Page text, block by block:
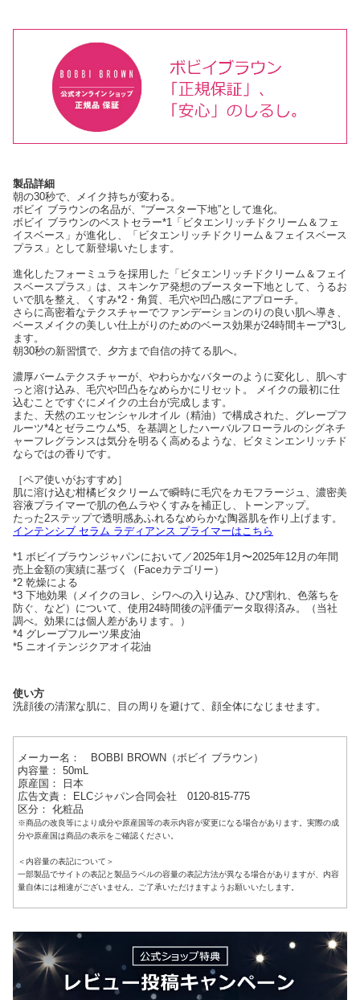
製品詳細
朝の30秒で、メイク持ちが変わる。
ボビイ ブラウンの名品が、“ブースター下地”として進化。
ボビイ ブラウンのベストセラー*1「ビタエンリッチドクリーム＆フェ
イスベース」が進化し、「ビタエンリッチドクリーム＆フェイスベース
プラス」として新登場いたします。
進化したフォーミュラを採用した「ビタエンリッチドクリーム＆フェイ
スベースプラス」は、スキンケア発想のブースター下地として、うるお
いで肌を整え、くすみ*2・角質、毛穴や凹凸感にアプローチ。
さらに高密着なテクスチャーでファンデーションのりの良い肌へ導き、
ベースメイクの美しい仕上がりのためのベース効果が24時間キープ*3し
ます。
朝30秒の新習慣で、夕方まで自信の持てる肌へ。
濃厚バームテクスチャーが、やわらかなバターのように変化し、肌へす
っと溶け込み、毛穴や凹凸をなめらかにリセット。 メイクの最初に仕
込むことですぐにメイクの土台が完成します。
また、天然のエッセンシャルオイル（精油）で構成された、グレープフ
ルーツ*4とゼラニウム*5、を基調としたハーバルフローラルのシグネチ
ャーフレグランスは気分を明るく高めるような、ビタミンエンリッチド
ならではの香りです。
［ペア使いがおすすめ］
肌に溶け込む柑橘ビタクリームで瞬時に毛穴をカモフラージュ、濃密美
容液プライマーで肌の色ムラやくすみを補正し、トーンアップ。
たった2ステップで透明感あふれるなめらかな陶器肌を作り上げます。
インテンシブ セラム ラディアンス プライマーはこちら
*1 ボビイブラウンジャパンにおいて／2025年1月〜2025年12月の年間
売上金額の実績に基づく（Faceカテゴリー）
*2 乾燥による
*3 下地効果（メイクのヨレ、シワへの入り込み、ひび割れ、色落ちを
防ぐ、など）について、使用24時間後の評価データ取得済み。（当社
調べ。効果には個人差があります。）
*4 グレープフルーツ果皮油
*5 ニオイテンジクアオイ花油
使い方
洗顔後の清潔な肌に、目の周りを避けて、顔全体になじませます。
メーカー名： BOBBI BROWN（ボビイ ブラウン）
内容量： 50mL
原産国： 日本
広告文責： ELCジャパン合同会社 0120-815-775
区分： 化粧品
※商品の改良等により成分や原産国等の表示内容が変更になる場合があります。実際の成
分や原産国は商品の表示をご確認ください。
＜内容量の表記について＞
一部製品でサイトの表記と製品ラベルの容量の表記方法が異なる場合がありますが、内容
量自体には相違がございません。ご了承いただけますようお願いいたします。